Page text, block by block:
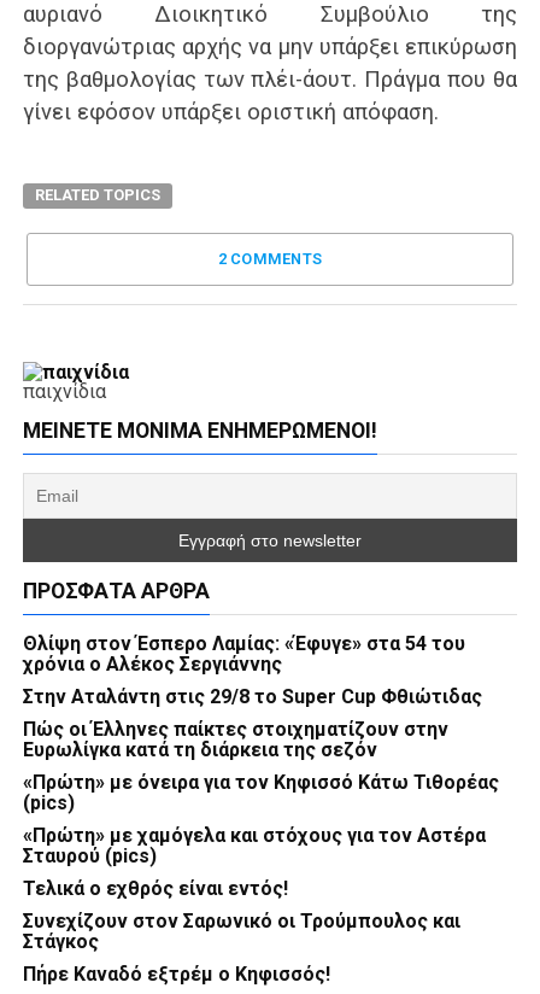
αυριανό Διοικητικό Συμβούλιο της
διοργανώτριας αρχής να μην υπάρξει επικύρωση
της βαθμολογίας των πλέι-άουτ. Πράγμα που θα
γίνει εφόσον υπάρξει οριστική απόφαση.
RELATED TOPICS
2 COMMENTS
παιχνίδια
ΜΕΊΝΕΤΕ ΜΌΝΙΜΑ ΕΝΗΜΕΡΏΜΕΝΟΙ!
ΠΡΌΣΦΑΤΑ ΆΡΘΡΑ
Θλίψη στον Έσπερο Λαμίας: «Έφυγε» στα 54 του
χρόνια ο Αλέκος Σεργιάννης
Στην Αταλάντη στις 29/8 το Super Cup Φθιώτιδας
Πώς οι Έλληνες παίκτες στοιχηματίζουν στην
Ευρωλίγκα κατά τη διάρκεια της σεζόν
«Πρώτη» με όνειρα για τον Κηφισσό Κάτω Τιθορέας
(pics)
«Πρώτη» με χαμόγελα και στόχους για τον Αστέρα
Σταυρού (pics)
Τελικά ο εχθρός είναι εντός!
Συνεχίζουν στον Σαρωνικό οι Τρούμπουλος και
Στάγκος
Πήρε Καναδό εξτρέμ ο Κηφισσός!